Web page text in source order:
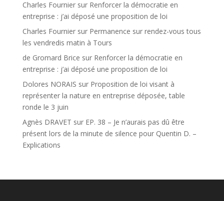
Charles Fourniersur Renforcer la démocratie en
entreprise : j’ai déposé une proposition de loi
Charles Fourniersur Permanence sur rendez-vous tous
les vendredis matin à Tours
de Gromard Brice sur Renforcer la démocratie en
entreprise : j’ai déposé une proposition de loi
Dolores NORAIS sur Proposition de loi visant à
représenter la nature en entreprise déposée, table
ronde le 3 juin
Agnès DRAVET sur EP. 38 – Je n’aurais pas dû être
présent lors de la minute de silence pour Quentin D. –
Explications